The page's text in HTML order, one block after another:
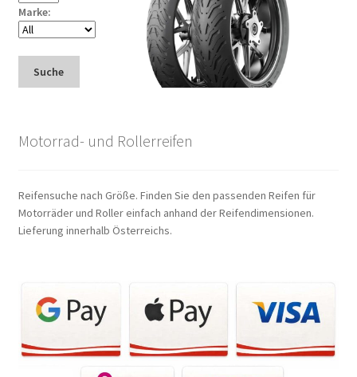
Marke:
Suche
Motorrad- und Rollerreifen
Reifensuche nach Größe. Finden Sie den passenden Reifen für
Motorräder und Roller einfach anhand der Reifendimensionen.
Lieferung innerhalb Österreichs.